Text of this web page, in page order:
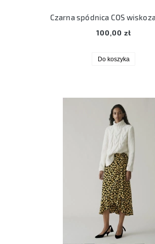
Czarna spódnica COS
100,00 zł
Do koszyka